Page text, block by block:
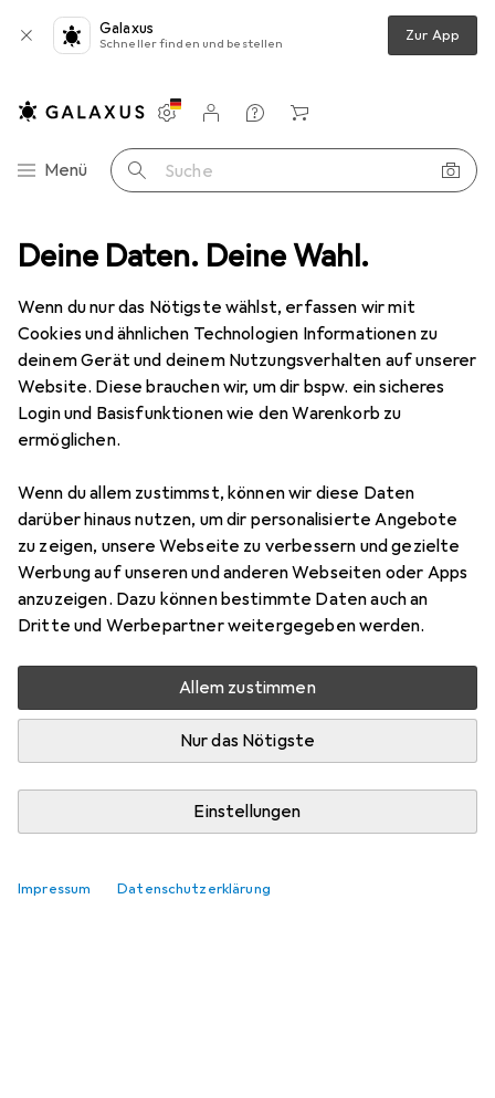
Deine Daten. Deine Wahl.
Wenn du nur das Nötigste wählst, erfassen wir mit
Cookies und ähnlichen Technologien Informationen zu
deinem Gerät und deinem Nutzungsverhalten auf unserer
Website. Diese brauchen wir, um dir bspw. ein sicheres
Login und Basisfunktionen wie den Warenkorb zu
ermöglichen.
Wenn du allem zustimmst, können wir diese Daten
darüber hinaus nutzen, um dir personalisierte Angebote
zu zeigen, unsere Webseite zu verbessern und gezielte
Werbung auf unseren und anderen Webseiten oder Apps
anzuzeigen. Dazu können bestimmte Daten auch an
Dritte und Werbepartner weitergegeben werden.
Allem zustimmen
Nur das Nötigste
Einstellungen
Impressum Datenschutzerklärung
Galaxus
Schneller finden und bestellen Zur App
Navigation nach Kategorien
Menü Suche
Einstellungen
Kundenkonto
Vergleichslisten
Merklisten
Warenkorb
Hoya
Kategorien anzeigen
Diese Marke gefällt mir